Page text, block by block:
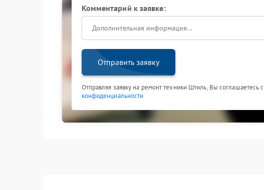
Комментарий к заявке:
Отправить заявку
Отправляя заявку на ремонт техники Штиль, Вы соглашаетесь с
конфиденциальности